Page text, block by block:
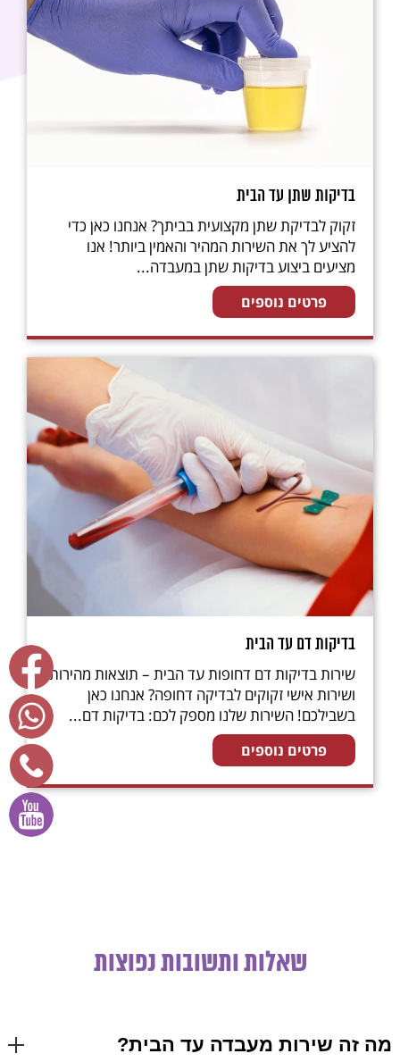
בדיקות שתן עד הבית
זקוק לבדיקת שתן מקצועית בביתך? אנחנו כאן כדי
להציע לך את השירות המהיר והאמין ביותר! אנו
מציעים ביצוע בדיקות שתן במעבדה...
פרטים נוספים
בדיקות דם עד הבית
שירות בדיקות דם דחופות עד הבית – תוצאות מהירות
ושירות אישי זקוקים לבדיקה דחופה? אנחנו כאן
בשבילכם! השירות שלנו מספק לכם: בדיקות דם...
פרטים נוספים
שאלות ותשובות נפוצות
מה זה שירות מעבדה עד הבית?